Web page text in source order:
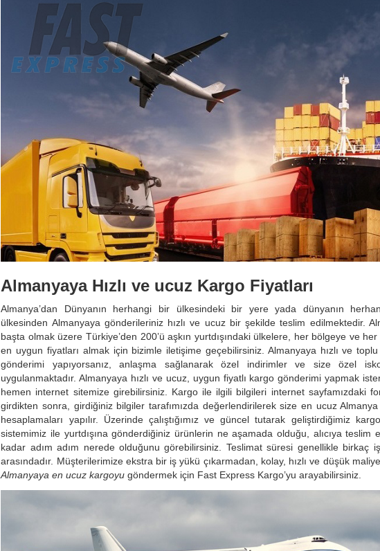
Almanyaya Hızlı ve ucuz Kargo Fiyatları
Almanya’dan Dünyanın herhangi bir ülkesindeki bir yere yada dünyanın
ülkesinden Almanyaya gönderileriniz hızlı ve ucuz bir şekilde teslim edilmektedir.
başta olmak üzere Türkiye’den 200’ü aşkın yurtdışındaki ülkelere, her bölgeye ve her
en uygun fiyatları almak için bizimle iletişime geçebilirsiniz. Almanyaya hızlı ve
gönderimi yapıyorsanız, anlaşma sağlanarak özel indirimler ve size özel
uygulanmaktadır. Almanyaya hızlı ve ucuz, uygun fiyatlı kargo gönderimi yapmak
hemen internet sitemize girebilirsiniz. Kargo ile ilgili bilgileri internet sayfamızdaki
girdikten sonra, girdiğiniz bilgiler tarafımızda değerlendirilerek size en ucuz
hesaplamaları yapılır. Üzerinde çalıştığımız ve güncel tutarak geliştirdiğimiz
sistemimiz ile yurtdışına gönderdiğiniz ürünlerin ne aşamada olduğu, alıcıya teslim
kadar adım adım nerede olduğunu görebilirsiniz. Teslimat süresi genellikle birkaç
arasındadır. Müşterilerimize ekstra bir iş yükü çıkarmadan, kolay, hızlı ve düşük
Almanyaya en ucuz kargoyugöndermek için Fast Express Kargo’yu arayabilirsiniz.